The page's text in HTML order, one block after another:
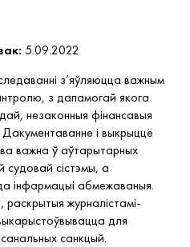
5.09.2022
з’яўляюцца важным
з дапамогай якога
незаконныя фінансавыя
Дакументаванне і выкрыццё
важна ў аўтарытарных
судовай сістэмы, а
інфармацыі абмежаваныя.
раскрытыя журналістамі-
для
санкцый.